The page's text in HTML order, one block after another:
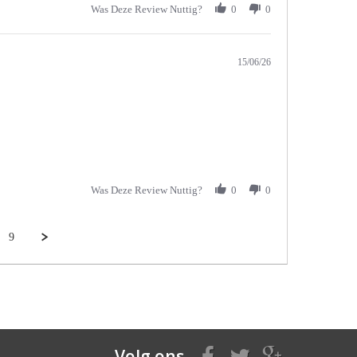
Was Deze Review Nuttig? 0 0
15/06/26
Was Deze Review Nuttig? 0 0
9